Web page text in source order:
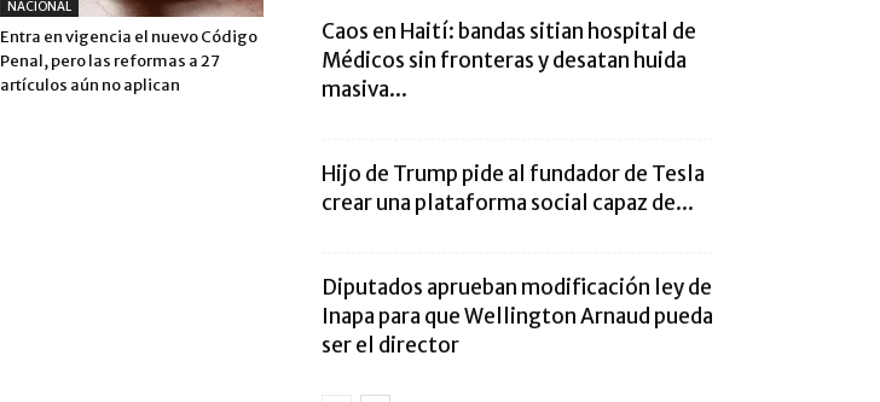
NACIONAL
Entra en vigencia el nuevo Código
Penal, pero las reformas a 27
artículos aún no aplican
Caos en Haití: bandas sitian hospital de
Médicos sin fronteras y desatan huida
masiva...
Hijo de Trump pide al fundador de Tesla
crear una plataforma social capaz de...
Diputados aprueban modificación ley de
Inapa para que Wellington Arnaud pueda
ser el director